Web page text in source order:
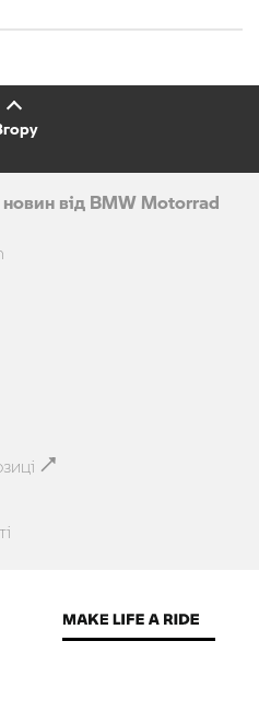
новин від BMW Motorrad